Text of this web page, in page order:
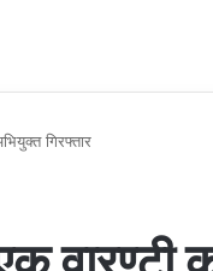
गिरफ्तार
वारण्टी